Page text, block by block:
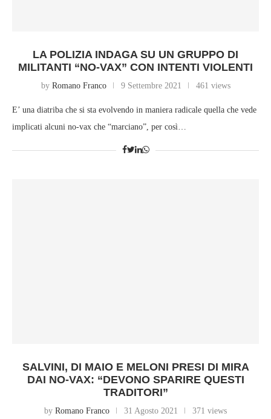
LA POLIZIA INDAGA SU UN GRUPPO DI
MILITANTI “NO-VAX” CON INTENTI VIOLENTI
by Romano Franco 9 Settembre 2021 461 views
E’ una diatriba che si sta evolvendo in maniera radicale quella che vede
implicati alcuni no-vax che “marciano”, per così…
SALVINI, DI MAIO E MELONI PRESI DI MIRA
DAI NO-VAX: “DEVONO SPARIRE QUESTI
TRADITORI”
by Romano Franco 31 Agosto 2021 371 views